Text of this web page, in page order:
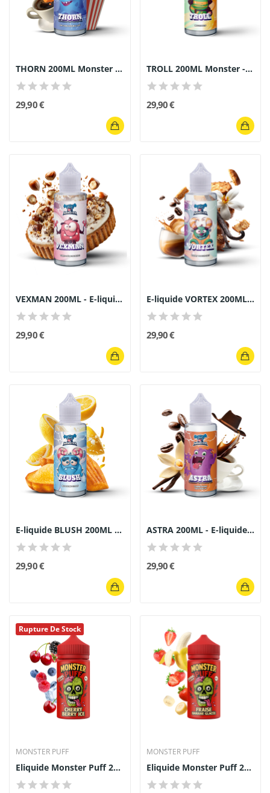
THORN 200ML Monster Gourmand - E-liquide Pop...
29,90 €
TROLL 200ML Monster - E-liquide Multifruit Premium
29,90 €
VEXMAN 200ML - E-liquide Gourmand Tarte Crème...
29,90 €
E-liquide VORTEX 200ML Monster Gourmand -...
29,90 €
E-liquide BLUSH 200ML - Monster Gourmand...
29,90 €
ASTRA 200ML - E-liquide Monster Gourmand...
29,90 €
Rupture De Stock
MONSTER PUFF
Eliquide Monster Puff 200ml Cherry Berry Ice
MONSTER PUFF
Eliquide Monster Puff 200ml Fraise Banane Glacée